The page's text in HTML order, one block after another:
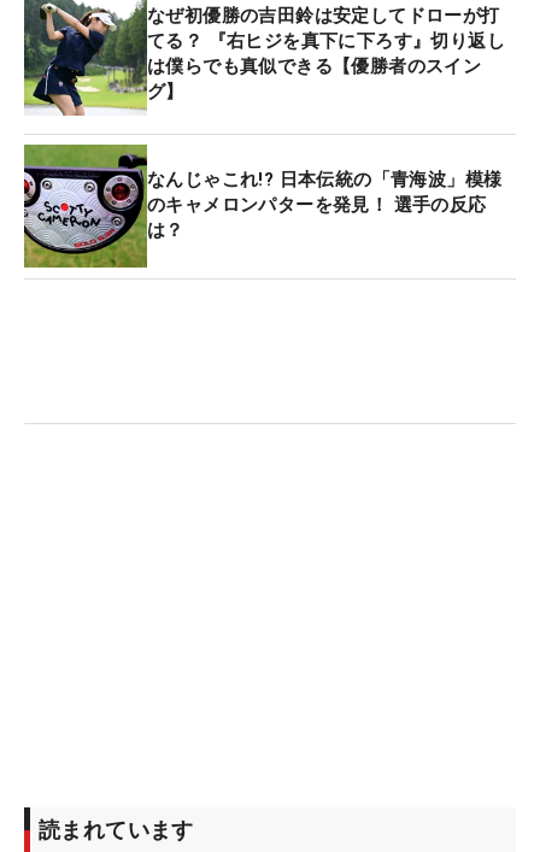
なぜ初優勝の吉田鈴は安定してドローが打
てる？ 『右ヒジを真下に下ろす』切り返し
は僕らでも真似できる【優勝者のスイン
グ】
なんじゃこれ!? 日本伝統の「青海波」模様
のキャメロンパターを発見！ 選手の反応
は？
読まれています